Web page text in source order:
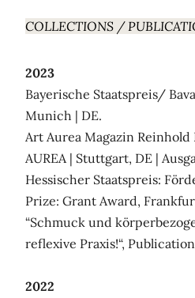
COLLECTIONS /
2023
Bayerische Staatspreis/
Munich | DE.
Art Aurea Magazin Reinhold
AUREA | Stuttgart, DE |
Hessischer Staatspreis:
Prize: Grant Award,
“Schmuck und
reflexive Praxis!“,
2022